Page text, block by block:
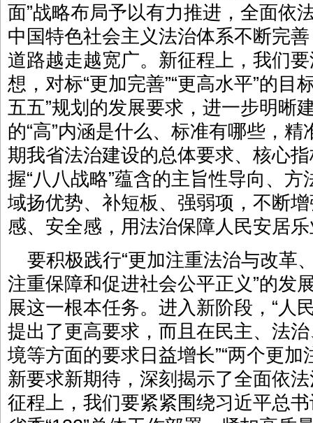
面”战略布局予以有力推进，全面依
中国特色社会主义法治体系不断完
道路越走越宽广。新征程上，我们
想，对标“更加完善”“更高水平”的目
五五”规划的发展要求，进一步明晰
的“高”内涵是什么、标准有哪些，
期我省法治建设的总体要求、核心
握“八八战略”蕴含的主旨性导向、
域扬优势、补短板、强弱项，不断
感、安全感，用法治保障人民安居
要积极践行“更加注重法治与改革
注重保障和促进社会公平正义”的发
展这一根本任务。进入新阶段，“人
提出了更高要求，而且在民主、法
境等方面的要求日益增长”“两个更
新要求新期待，深刻揭示了全面依
征程上，我们要紧紧围绕习近平总